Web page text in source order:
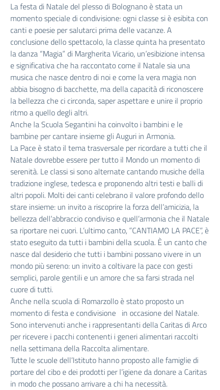
La festa di Natale del plesso di Bolognano è stata un
momento speciale di condivisione: ogni classe si è esibita con
canti e poesie per salutarci prima delle vacanze. A
conclusione dello spettacolo, la classe quinta ha presentato
la danza “Magia” di Margherita Vicario, un’esibizione intensa
e significativa che ha raccontato come il Natale sia una
musica che nasce dentro di noi e come la vera magia non
abbia bisogno di bacchette, ma della capacità di riconoscere
la bellezza che ci circonda, saper aspettare e unire il proprio
ritmo a quello degli altri.
Anche la Scuola Segantini ha coinvolto i bambini e le
bambine per cantare insieme gli Auguri in Armonia.
La Pace è stato il tema trasversale per ricordare a tutti che il
Natale dovrebbe essere per tutto il Mondo un momento di
serenità. Le classi si sono alternate cantando musiche della
tradizione inglese, tedesca e proponendo altri testi e balli di
altri popoli. Molti dei canti celebrano il valore profondo dello
stare insieme: un invito a riscoprire la forza dell’amicizia, la
bellezza dell’abbraccio condiviso e quell’armonia che il Natale
sa riportare nei cuori. L’ultimo canto, ”CANTIAMO LA PACE”, è
stato eseguito da tutti i bambini della scuola. È un canto che
nasce dal desiderio che tutti i bambini possano vivere in un
mondo più sereno: un invito a coltivare la pace con gesti
semplici, parole gentili e un amore che sa farsi strada nel
cuore di tutti.
Anche nella scuola di Romarzollo è stato proposto un
momento di festa e condivisione in occasione del Natale.
Sono intervenuti anche i rappresentanti della Caritas di Arco
per ricevere i pacchi contenenti i generi alimentari raccolti
nella settimana della Raccolta alimentare.
Tutte le scuole dell’Istituto hanno proposto alle famiglie di
portare del cibo e dei prodotti per l’igiene da donare a Caritas
in modo che possano arrivare a chi ha necessità.